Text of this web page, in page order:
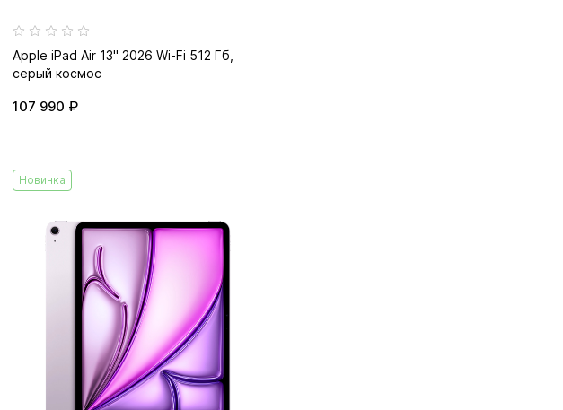
Apple iPad Air 13" 2026 Wi-Fi 512 Гб,
серый космос
107 990 ₽
Новинка